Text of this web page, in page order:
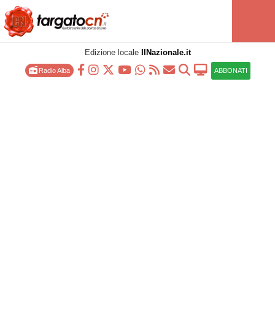
Edizione locale IlNazionale.it
Radio Alba ABBONATI